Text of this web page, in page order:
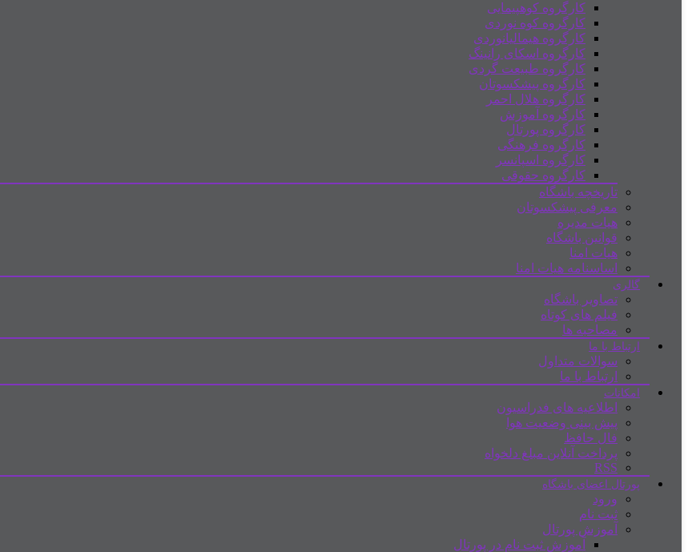
کارگروه کوهپیمایی
کارگروه کوه نوردی
کارگروه هیمالیانوردی
کارگروه اسکای رانینگ
کارگروه طبیعت گردی
کارگروه پیشکسوتان
کارگروه هلال احمر
کارگروه آموزش
کارگروه پورتال
کارگروه فرهنگی
کارگروه اسپانسر
کارگروه حقوقی
تاریخچه باشگاه
معرفی پیشکسوتان
هیات مدیره
قوانین باشگاه
هیات امنا
اساسنامه هیات امنا
گالری
تصاویر باشگاه
فیلم های کوتاه
مصاحبه ها
ارتباط با ما
سوالات متداول
ارتباط با ما
امکانات
اطلاعیه های فدراسیون
پیش بینی وضعیت هوا
فال حافظ
پرداخت آنلاین مبلغ دلخواه
RSS
پورتال اعضای باشگاه
ورود
ثبت نام
آموزش پورتال
آموزش ثبت نام در پورتال